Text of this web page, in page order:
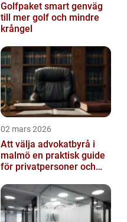
Golfpaket smart genväg
till mer golf och mindre
krångel
02 mars 2026
Att välja advokatbyrå i
malmö en praktisk guide
för privatpersoner och